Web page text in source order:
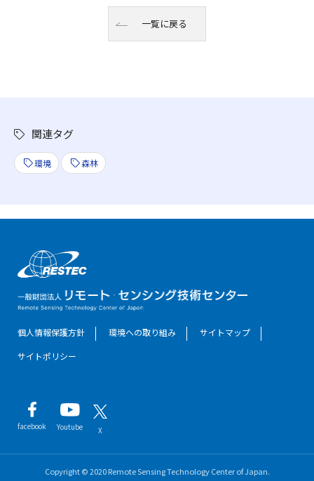
一覧に戻る
関連タグ
環境 森林
個人情報保護方針 環境への取り組み
サイトマップ
サイトポリシー
facebook Youtube X
Copyright © 2020 Remote Sensing Technology Center of Japan.